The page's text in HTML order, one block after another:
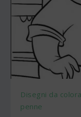
Disegni da
penne